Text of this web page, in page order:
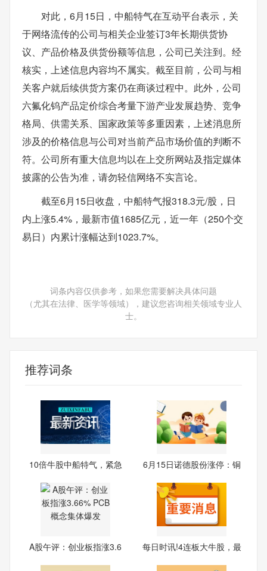
对此，6月15日，中船特气在互动平台表示，关
于网络流传的公司与相关企业签订3年长期供货协
议、产品价格及供货份额等信息，公司已关注到。经
核实，上述信息内容均不属实。截至目前，公司与相
关客户就后续供货方案仍在商谈过程中。此外，公司
六氟化钨产品定价综合考量下游产业发展趋势、竞争
格局、供需关系、国家政策等多重因素，上述消息所
涉及的价格信息与公司对当前产品市场价值的判断不
符。公司所有重大信息均以在上交所网站及指定媒体
披露的公告为准，请勿轻信网络不实言论。
截至6月15日收盘，中船特气报318.3元/股，日
内上涨5.4%，最新市值1685亿元，近一年（250个交
易日）内累计涨幅达到1023.7%。
词条内容仅供参考，如果您需要解决具体问题
（尤其在法律、医学等领域），建议您咨询相关领域专业人
士。
推荐词条
10倍牛股中船特气，紧急
6月15日诺德股份涨停：铜
A股午评：创业板指涨3.6
每日时讯!4连板大牛股，最